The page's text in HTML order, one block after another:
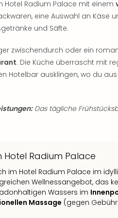
Hotel Radium Palace mit einem
eine Auswahl an Käse
und Säfte.
zwischendurch oder ein
. Die Küche überrascht mit
Hotelbar ausklingen, wo du
Das tägliche
Hotel Radium Palace
im Hotel Radium Palace im
Wellnessangebot, das
Wassers im
Massage (gegen